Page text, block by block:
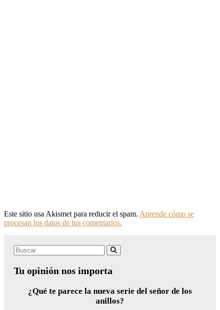
Este sitio usa Akismet para reducir el spam. Aprende cómo se
procesan los datos de tus comentarios.
Search
Tu opinión nos importa
¿Qué te parece la nueva serie del señor de los
anillos?